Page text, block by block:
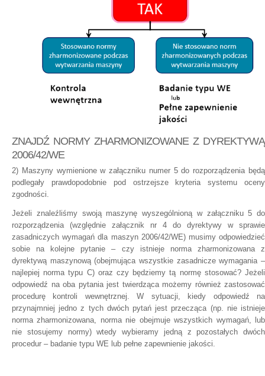
ZNAJDŹ NORMY ZHARMONIZOWANE Z DYREKTYWĄ
2006/42/WE
2) Maszyny wymienione w załączniku numer 5 do rozporządzenia będą
podlegały prawdopodobnie pod ostrzejsze kryteria systemu oceny
zgodności.
Jeżeli znaleźliśmy swoją maszynę wyszególnioną w załączniku 5 do
rozporządzenia (względnie załącznik nr 4 do dyrektywy w sprawie
zasadniczych wymagań dla maszyn 2006/42/WE) musimy odpowiedzieć
sobie na kolejne pytanie – czy istnieje norma zharmonizowana z
dyrektywą maszynową (obejmująca wszystkie zasadnicze wymagania –
najlepiej norma typu C) oraz czy będziemy tą normę stosować? Jeżeli
odpowiedź na oba pytania jest twierdząca możemy również zastosować
procedurę kontroli wewnętrznej. W sytuacji, kiedy odpowiedź na
przynajmniej jedno z tych dwóch pytań jest przecząca (np. nie istnieje
norma zharmonizowana, norma nie obejmuje wszystkich wymagań, lub
nie stosujemy normy) wtedy wybieramy jedną z pozostałych dwóch
procedur – badanie typu WE lub pełne zapewnienie jakości.